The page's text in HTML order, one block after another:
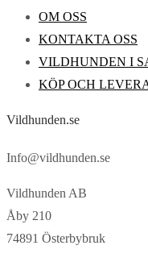
OM OSS
KONTAKTA OSS
VILDHUNDEN I
KÖP OCH
Vildhunden.se
Info@vildhunden.se
Vildhunden AB
Åby 210
74891 Österbybruk